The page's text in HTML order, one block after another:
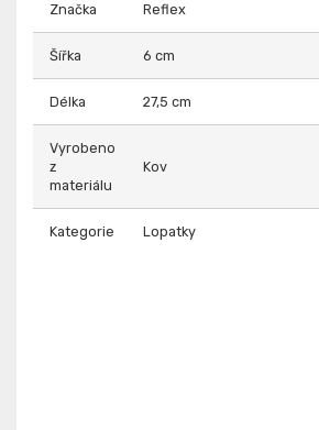
Značka Reflex
Šířka 6 cm
Délka 27,5 cm
Vyrobeno
z
materiálu
Kov
Kategorie Lopatky